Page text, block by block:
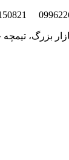
بزرگ، تیمچه